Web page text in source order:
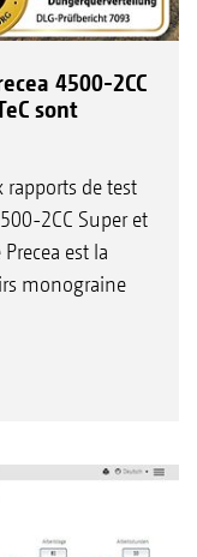
4500-2CC
sont
rapports de test
2CC Super et
est la
monograine